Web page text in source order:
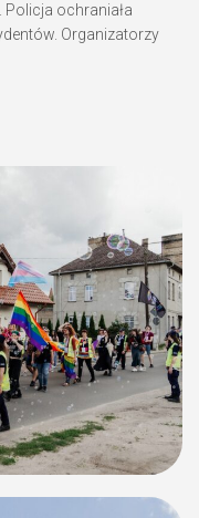
ochraniała
Organizatorzy